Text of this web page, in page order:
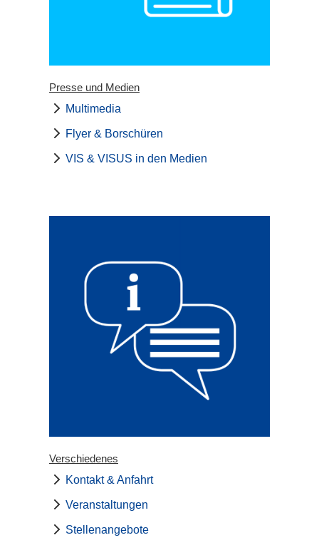
Presse und Medien
Multimedia
Flyer & Borschüren
VIS & VISUS in den Medien
Verschiedenes
Kontakt & Anfahrt
Veranstaltungen
Stellenangebote